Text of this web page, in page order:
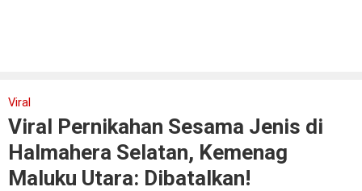
Viral
Viral Pernikahan Sesama Jenis di
Halmahera Selatan, Kemenag
Maluku Utara: Dibatalkan!